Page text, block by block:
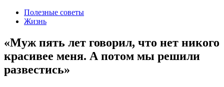
Полезные советы
Жизнь
«Муж пять лет говорил, что нет никого
красивее меня. А потом мы решили
развестись»